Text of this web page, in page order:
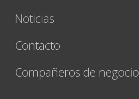
Noticias
Contacto
Compañeros de negocio